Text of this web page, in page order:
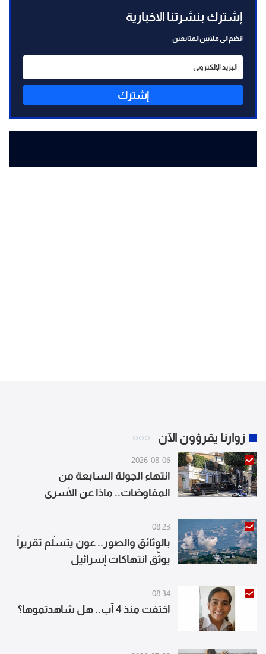
إشترك بنشرتنا الاخبارية
انضم الى ملايين المتابعين
إشترك
زوارنا يقرؤون الآن
2026-08-06
انتهاء الجولة السابعة من
المفاوضات.. ماذا عن الأسرى
08:23
بالوثائق والصور.. عون يتسلّم تقريراً
يوثّق انتهاكات إسرائيل
08:34
اختفت منذ 4 آب.. هل شاهدتموها؟